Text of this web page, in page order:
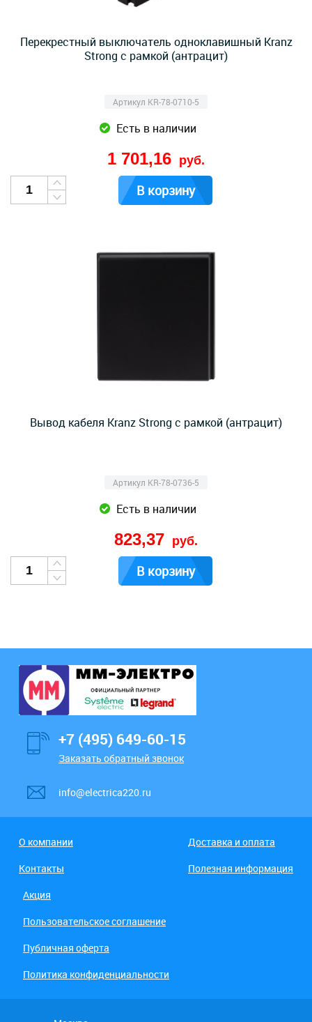
Перекрестный выключатель одноклавишный Kranz
Strong с рамкой (антрацит)
Артикул KR-78-0710-5
Есть в наличии
1 701,16 руб.
В корзину
Вывод кабеля Kranz Strong с рамкой (антрацит)
Артикул KR-78-0736-5
Есть в наличии
823,37 руб.
В корзину
+7 (495) 649-60-15
Заказать обратный звонок
info@electrica220.ru
О компании
Доставка и оплата
Контакты
Полезная информация
Акция
Пользовательское соглашение
Публичная оферта
Политика конфиденциальности